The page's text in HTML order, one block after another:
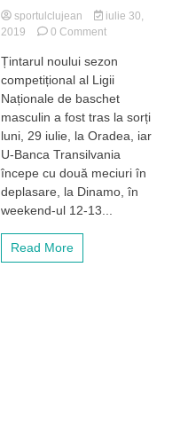
sportulclujean
iulie 30,
2019
0 Commenton
BT
Cluj
începe
noul
al
Ligii
Naționale
cu
Țintarul noului sezon
competițional al Ligii
Naționale de baschet
masculin a fost tras la sorți
luni, 29 iulie, la Oradea, iar
U-Banca Transilvania
începe cu două meciuri în
deplasare, la Dinamo, în
weekend-ul 12-13...
Read More